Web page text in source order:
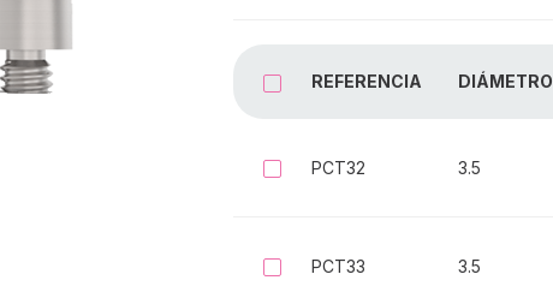
SELECCIONAR TODO
REFERENCIA DIÁMETRO
Seleccionar
PCT32 3.5
Seleccionar
PCT33 3.5